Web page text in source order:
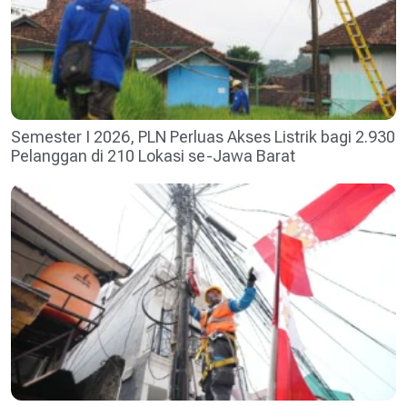
Semester I 2026, PLN Perluas Akses Listrik bagi 2.930
Pelanggan di 210 Lokasi se-Jawa Barat